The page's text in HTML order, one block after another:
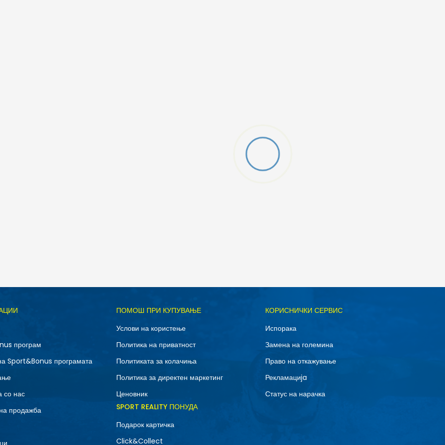
програм
Sport&Bonus програмата
со нас
продажба
ПОМОШ ПРИ КУПУВАЊЕ
Услови на користење
Политика на приватност
Политиката за колачиња
Политика за директен маркетинг
Ценовник
КОРИСНИЧКИ СЕРВИС
Испорака
Замена на големина
Право на откажување
Рекламациja
Статус на нарачка
SPORT REALITY ПОНУДА
Подарок картичка
Click&Collect